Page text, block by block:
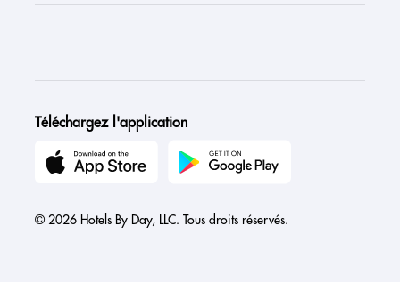
Téléchargez l'application
© 2026 Hotels By Day, LLC. Tous droits réservés.